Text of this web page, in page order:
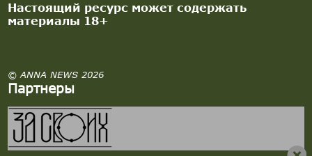
Настоящий ресурс может содержать
материалы 18+
© ANNA NEWS 2026
Партнеры